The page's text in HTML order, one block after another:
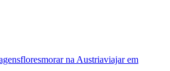
floresmorar na Austriaviajar em